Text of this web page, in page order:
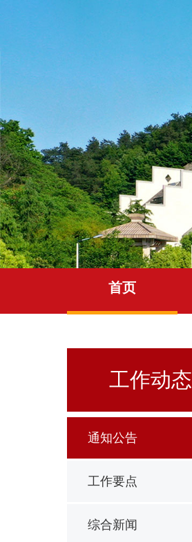
首页
工作动态
通知公告
工作要点
综合新闻